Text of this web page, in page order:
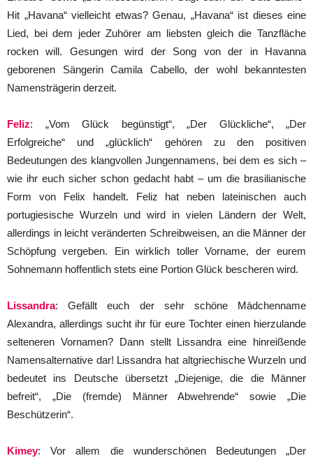
Hit „Havana“ vielleicht etwas? Genau, „Havana“ ist dieses eine
Lied, bei dem jeder Zuhörer am liebsten gleich die Tanzfläche
rocken will. Gesungen wird der Song von der in Havanna
geborenen Sängerin Camila Cabello, der wohl bekanntesten
Namensträgerin derzeit.
Feliz: „Vom Glück begünstigt“, „Der Glückliche“, „Der
Erfolgreiche“ und „glücklich“ gehören zu den positiven
Bedeutungen des klangvollen Jungennamens, bei dem es sich –
wie ihr euch sicher schon gedacht habt – um die brasilianische
Form von Felix handelt. Feliz hat neben lateinischen auch
portugiesische Wurzeln und wird in vielen Ländern der Welt,
allerdings in leicht veränderten Schreibweisen, an die Männer der
Schöpfung vergeben. Ein wirklich toller Vorname, der eurem
Sohnemann hoffentlich stets eine Portion Glück bescheren wird.
Lissandra: Gefällt euch der sehr schöne Mädchenname
Alexandra, allerdings sucht ihr für eure Tochter einen hierzulande
selteneren Vornamen? Dann stellt Lissandra eine hinreißende
Namensalternative dar! Lissandra hat altgriechische Wurzeln und
bedeutet ins Deutsche übersetzt „Diejenige, die die Männer
befreit“, „Die (fremde) Männer Abwehrende“ sowie „Die
Beschützerin“.
Kimey: Vor allem die wunderschönen Bedeutungen „Der